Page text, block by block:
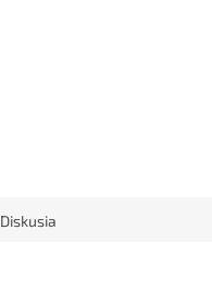
Diskusia